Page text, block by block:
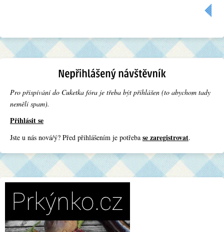
Pro přispívání do Cuketka fóra je třeba být přihlášen (to abychom tady
neměli spam).
Přihlásit se
Jste u nás nová/ý? Před přihlášením je potřeba se zaregistrovat.